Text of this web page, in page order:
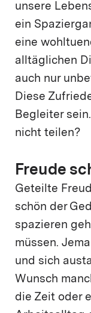
unsere
ein
eine
alltäglichen
auch nur
Diese
Begleiter
nicht teilen?
Freude
Geteilte
schön der
spazieren
müssen.
und sich
Wunsch
die Zeit oder